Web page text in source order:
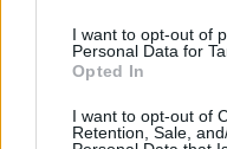
I want to opt-out of
Personal Data for
Opted In
I want to opt-out of
Retention, Sale,